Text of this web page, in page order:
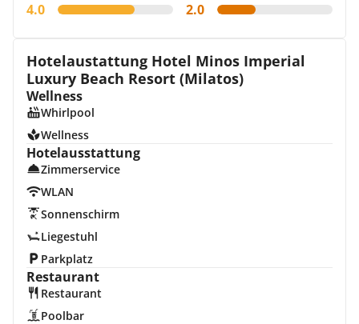
4.0 2.0
Hotelaustattung Hotel Minos Imperial
Luxury Beach Resort (Milatos)
Wellness
Whirlpool
Wellness
Hotelausstattung
Zimmerservice
WLAN
Sonnenschirm
Liegestuhl
Parkplatz
Restaurant
Restaurant
Poolbar